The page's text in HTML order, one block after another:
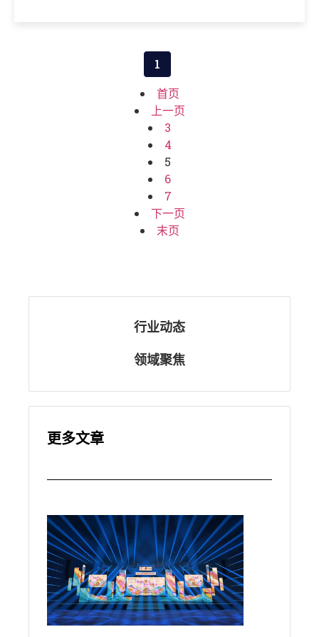
1
首页
上一页
3
4
5
6
7
下一页
末页
行业动态
领域聚焦
更多文章